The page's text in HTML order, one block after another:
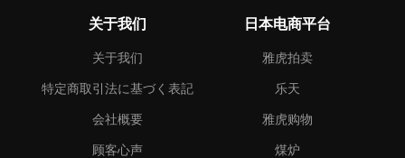
关于我们
关于我们
特定商取引法に基づく表記
会社概要
顾客心声
日本电商平台
雅虎拍卖
乐天
雅虎购物
煤炉